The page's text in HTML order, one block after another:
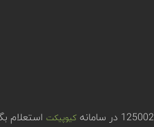
کیوپیکت استعلام